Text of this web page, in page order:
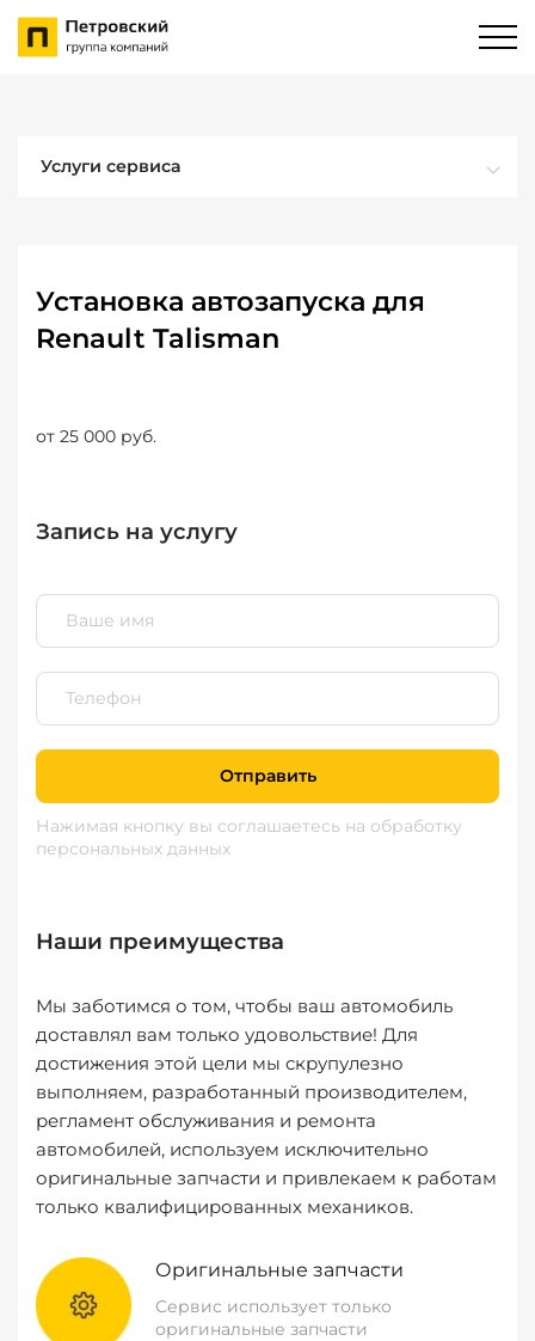
Услуги сервиса
Установка автозапуска для
Renault Talisman
от 25 000 руб.
Запись на услугу
Отправить
Нажимая кнопку вы соглашаетесь на обработку
персональных данных
Наши преимущества
Мы заботимся о том, чтобы ваш автомобиль
доставлял вам только удовольствие! Для
достижения этой цели мы скрупулезно
выполняем, разработанный производителем,
регламент обслуживания и ремонта
автомобилей, используем исключительно
оригинальные запчасти и привлекаем к работам
только квалифицированных механиков.
Оригинальные запчасти
Сервис использует только
оригинальные запчасти